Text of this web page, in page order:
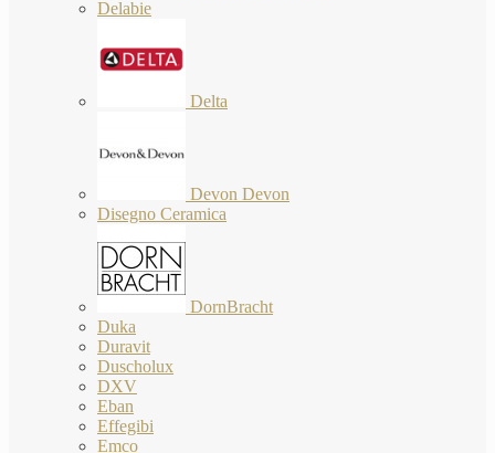
Delabie
Delta
Devon Devon
Disegno Ceramica
DornBracht
Duka
Duravit
Duscholux
DXV
Eban
Effegibi
Emco